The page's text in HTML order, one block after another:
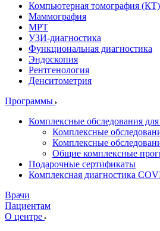
Компьютерная томография (КТ)
Маммография
МРТ
УЗИ-диагностика
Функциональная диагностика
Эндоскопия
Рентгенология
Денситометрия
Программы
Комплексные обследования
Комплексные
Комплексные
Общие комплексные
Подарочные сертификаты
Комплексная диагностика
Врачи
Пациентам
О центре